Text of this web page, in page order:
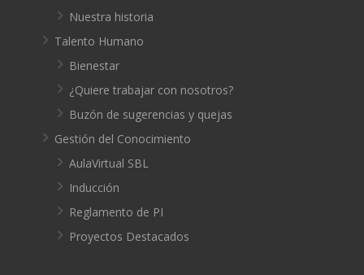
Nuestra historia
Talento Humano
Bienestar
¿Quiere trabajar con nosotros?
Buzón de sugerencias y quejas
Gestión del Conocimiento
AulaVirtual SBL
Inducción
Reglamento de PI
Proyectos Destacados